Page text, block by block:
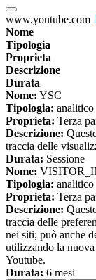
www.youtube.com
Nome
Tipologia
Proprieta
Descrizione
Durata
Nome: YSC
Tipologia: analitico
Proprieta: Terza
Descrizione:
traccia delle
Durata: Sessione
Nome:
Tipologia: analitico
Proprieta: Terza
Descrizione:
traccia delle
nei siti; può anche
utilizzando la
Youtube.
Durata: 6 mesi